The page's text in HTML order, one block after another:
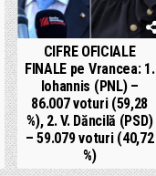
CIFRE OFICIALE
FINALE pe Vrancea: 1.
Iohannis (PNL) –
86.007 voturi (59,28
%), 2. V. Dăncilă (PSD)
– 59.079 voturi (40,72
%)